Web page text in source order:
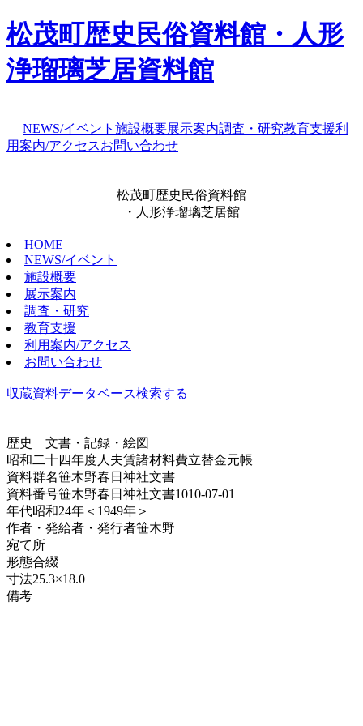
松茂町歴史民俗資料館・人形
浄瑠璃芝居資料館
NEWS/イベント 施設概要展示案内調査・研究教育支援利
用案内/アクセスお問い合わせ
松茂町歴史民俗資料館
・人形浄瑠璃芝居館
HOME
NEWS/イベント
施設概要
展示案内
調査・研究
教育支援
利用案内/アクセス
お問い合わせ
収蔵資料データベース検索する
歴史
文書・記録・絵図
昭和二十四年度人夫賃諸材料費立替金元帳
資料群名笹木野春日神社文書
資料番号笹木野春日神社文書1010-07-01
年代昭和24年＜1949年＞
作者・発給者・発行者笹木野
宛て所
形態合綴
寸法25.3×18.0
備考